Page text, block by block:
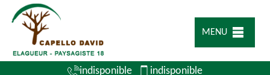
MENU
indisponible indisponible